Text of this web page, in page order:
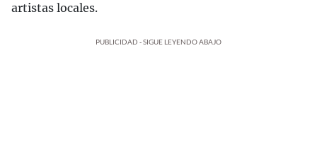
artistas locales.
PUBLICIDAD - SIGUE LEYENDO ABAJO